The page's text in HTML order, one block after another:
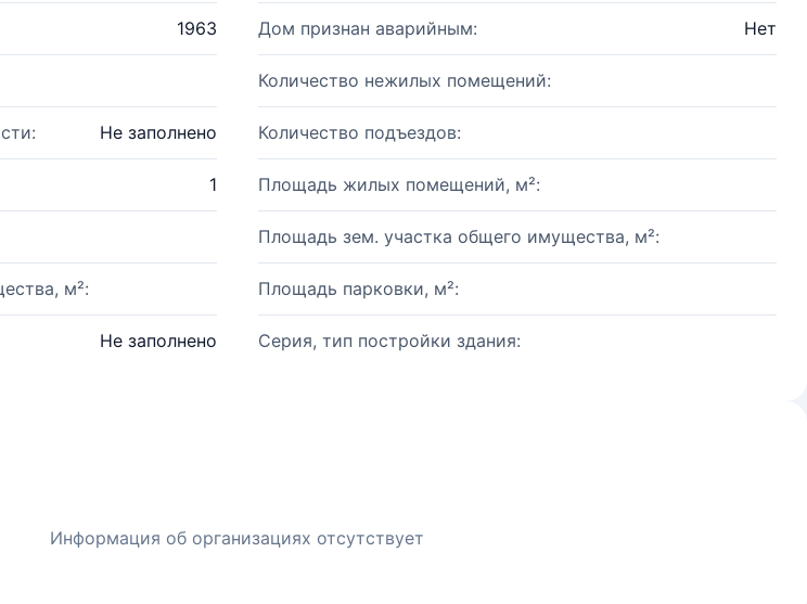
1963 Дом признан аварийным: Нет
Количество нежилых помещений:
Не заполнено Количество подъездов:
1 Площадь жилых помещений, м²:
Площадь зем. участка общего имущества, м²:
м²: Площадь парковки, м²:
Не заполнено Серия, тип постройки здания:
Информация об организациях отсутствует